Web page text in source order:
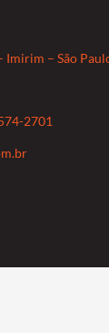
– São
2701